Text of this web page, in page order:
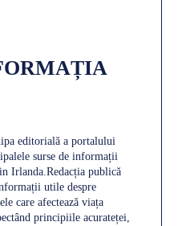
editorială a portalului
surse de informații
Irlanda.Redacția publică
utile despre
care afectează viața
principiile acurateței,